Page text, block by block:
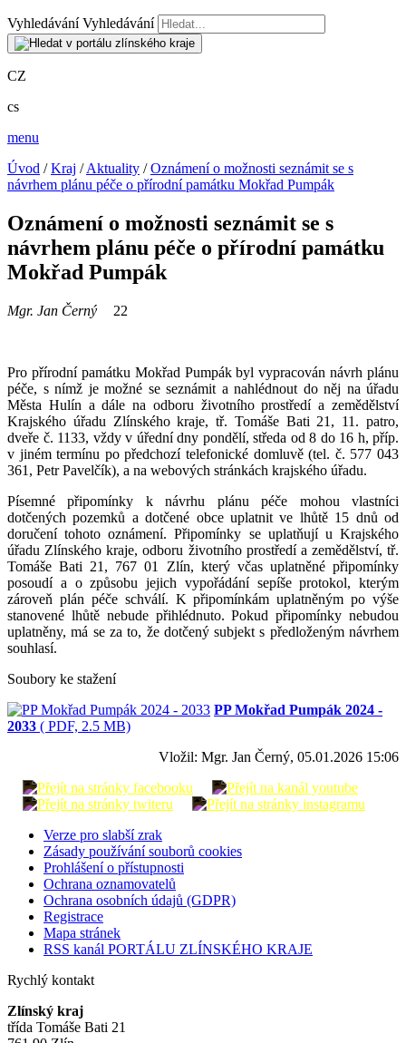
Vyhledávání Vyhledávání
CZ
cs
menu
Úvod /Kraj /Aktuality /Oznámení o možnosti seznámit se s
návrhem plánu péče o přírodní památku Mokřad Pumpák
Oznámení o možnosti seznámit se s
návrhem plánu péče o přírodní památku
Mokřad Pumpák
Mgr. Jan Černý 22
Pro přírodní památku Mokřad Pumpák byl vypracován návrh plánu
péče, s nímž je možné se seznámit a nahlédnout do něj na úřadu
Města Hulín a dále na odboru životního prostředí a zemědělství
Krajského úřadu Zlínského kraje, tř. Tomáše Bati 21, 11. patro,
dveře č. 1133, vždy v úřední dny pondělí, středa od 8 do 16 h, příp.
v jiném termínu po předchozí telefonické domluvě (tel. č. 577 043
361, Petr Pavelčík), a na webových stránkách krajského úřadu.
Písemné připomínky k návrhu plánu péče mohou vlastníci
dotčených pozemků a dotčené obce uplatnit ve lhůtě 15 dnů od
doručení tohoto oznámení. Připomínky se uplatňují u Krajského
úřadu Zlínského kraje, odboru životního prostředí a zemědělství, tř.
Tomáše Bati 21, 767 01 Zlín, který včas uplatněné připomínky
posoudí a o způsobu jejich vypořádání sepíše protokol, kterým
zároveň plán péče schválí. K připomínkám uplatněným po výše
stanovené lhůtě nebude přihlédnuto. Pokud připomínky nebudou
uplatněny, má se za to, že dotčený subjekt s předloženým návrhem
souhlasí.
Soubory ke stažení
PP Mokřad Pumpák 2024 -
2033 ( PDF, 2.5 MB)
Vložil: Mgr. Jan Černý, 05.01.2026 15:06
Verze pro slabší zrak
Zásady používání souborů cookies
Prohlášení o přístupnosti
Ochrana oznamovatelů
Ochrana osobních údajů (GDPR)
Registrace
Mapa stránek
RSS kanál PORTÁLU ZLÍNSKÉHO KRAJE
Rychlý kontakt
Zlínský kraj
třída Tomáše Bati 21